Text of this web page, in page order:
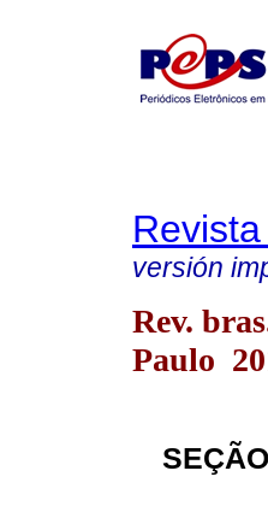
versión
Rev.
Paulo